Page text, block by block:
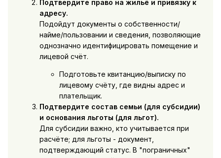
Подтвердите право на жильё и привязку к
адресу.
Подойдут документы о собственности/
найме/пользовании и сведения, позволяющие
однозначно идентифицировать помещение и
лицевой счёт.
Подготовьте квитанцию/выписку по
лицевому счёту, где видны адрес и
плательщик.
Подтвердите состав семьи (для субсидии)
и основания льготы (для льгот).
Для субсидии важно, кто учитывается при
расчёте; для льготы - документ,
подтверждающий статус. В "пограничных"